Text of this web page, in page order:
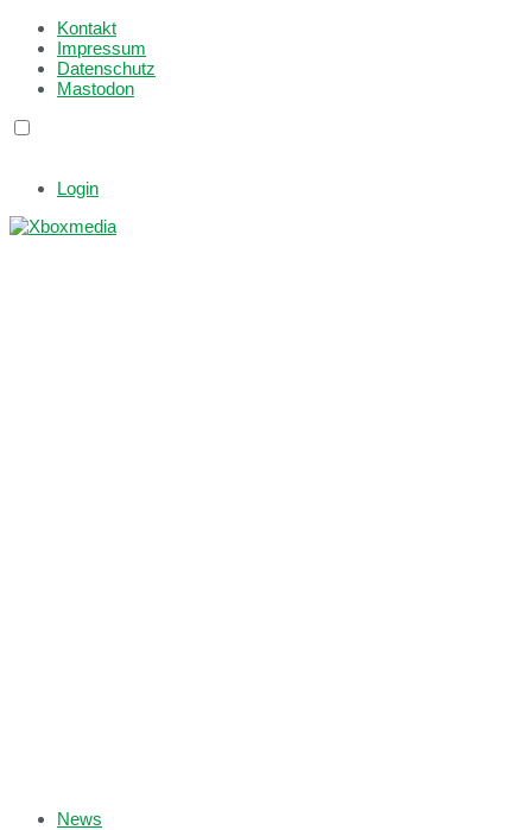
Kontakt
Impressum
Datenschutz
Mastodon
Login
News